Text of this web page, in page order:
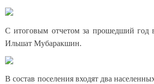
С итоговым отчетом за прошедший год
Ильшат Мубаракшин.
В состав поселения входят два